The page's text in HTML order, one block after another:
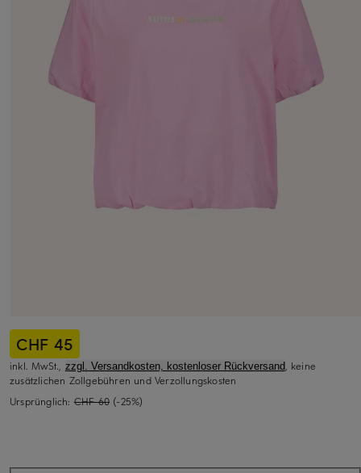
CHF 45
inkl. MwSt., zzgl. Versandkosten, kostenloser Rückversand, keine
zusätzlichen Zollgebühren und Verzollungskosten
Ursprünglich: CHF 60 (-25%)